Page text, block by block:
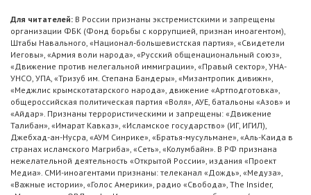
Для читателей: В России признаны экстремистскими и запрещены
организации ФБК (Фонд борьбы с коррупцией, признан иноагентом),
Штабы Навального, «Национал-большевистская партия», «Свидетели
Иеговы», «Армия воли народа», «Русский общенациональный союз»,
«Движение против нелегальной иммиграции», «Правый сектор», УНА-
УНСО, УПА, «Тризуб им. Степана Бандеры», «Мизантропик дивижн»,
«Меджлис крымскотатарского народа», движение «Артподготовка»,
общероссийская политическая партия «Воля», АУЕ, батальоны «Азов» и
«Айдар». Признаны террористическими и запрещены: «Движение
Талибан», «Имарат Кавказ», «Исламское государство» (ИГ, ИГИЛ),
Джебхад-ан-Нусра, «АУМ Синрике», «Братья-мусульмане», «Аль-Каида в
странах исламского Магриба», «Сеть», «Колумбайн». В РФ признана
нежелательной деятельность «Открытой России», издания «Проект
Медиа». СМИ-иноагентами признаны: телеканал «Дождь», «Медуза»,
«Важные истории», «Голос Америки», радио «Свобода», The Insider,